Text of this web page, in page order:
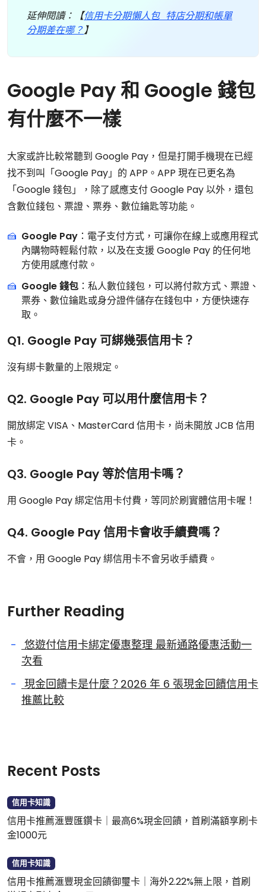
延伸閱讀：【信用卡分期懶人包 特店分期和帳單
分期差在哪？】
Google Pay 和 Google 錢包
有什麼不一樣
大家或許比較常聽到 Google Pay，但是打開手機現在已經
找不到叫「Google Pay」的 APP。APP 現在已更名為
「Google 錢包」，除了感應支付 Google Pay 以外，還包
含數位錢包、票證、票券、數位鑰匙等功能。
Google Pay ：電子支付方式，可讓你在線上或應用程式
內購物時輕鬆付款，以及在支援 Google Pay 的任何地
方使用感應付款。
Google 錢包 ：私人數位錢包，可以將付款方式、票證、
票券、數位鑰匙或身分證件儲存在錢包中，方便快速存
取。
Q1. Google Pay 可綁幾張信用卡？
沒有綁卡數量的上限規定。
Q2. Google Pay 可以用什麼信用卡？
開放綁定 VISA、MasterCard 信用卡，尚未開放 JCB 信用
卡。
Q3. Google Pay 等於信用卡嗎？
用 Google Pay 綁定信用卡付費，等同於刷實體信用卡喔！
Q4. Google Pay 信用卡會收手續費嗎？
不會，用 Google Pay 綁信用卡不會另收手續費。
Further Reading
悠遊付信用卡綁定優惠整理 最新通路優惠活動一
次看
現金回饋卡是什麼？2026 年 6 張現金回饋信用卡
推薦比較
Recent Posts
信用卡知識
信用卡推薦滙豐匯鑽卡｜最高6%現金回饋，首刷滿額享刷卡
金1000元
信用卡知識
信用卡推薦滙豐現金回饋御璽卡｜海外2.22%無上限，首刷